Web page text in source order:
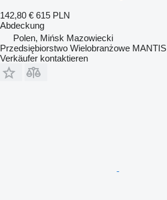
142,80 € 615 PLN
Abdeckung
Polen, Mińsk Mazowiecki
Przedsiębiorstwo Wielobranżowe MANTIS
Verkäufer kontaktieren